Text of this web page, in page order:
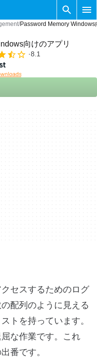
Password Memory Windows
向けのアプリ
8.1
セスするためのログ
配列のように見える
トを持っています。
な作業です。これ
番です。